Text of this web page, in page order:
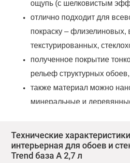
ощупь (с шелковистым
отлично подходит для
покраску – флизелиновых,
текстурированных,
полученное покрытие
рельеф структурных обоев,
также материал можно
минеральные и
обладает высокой
подходит для отделки
холлов – помещений с
Технические
интерьерная для обоев и
Trend база A 2,7 л